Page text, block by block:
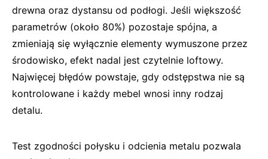
drewna oraz dystansu od podłogi. Jeśli większość
parametrów (około 80%) pozostaje spójna, a
zmieniają się wyłącznie elementy wymuszone przez
środowisko, efekt nadal jest czytelnie loftowy.
Najwięcej błędów powstaje, gdy odstępstwa nie są
kontrolowane i każdy mebel wnosi inny rodzaj
detalu.
Test zgodności połysku i odcienia metalu pozwala